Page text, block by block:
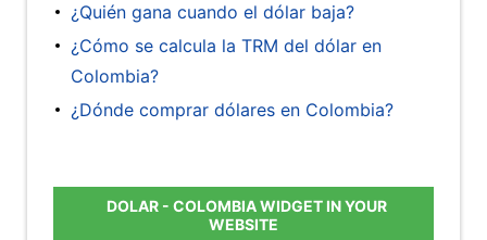
¿Quién gana cuando el dólar baja?
¿Cómo se calcula la TRM del dólar en
Colombia?
¿Dónde comprar dólares en Colombia?
DOLAR - COLOMBIA WIDGET IN YOUR
WEBSITE